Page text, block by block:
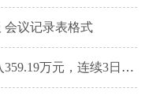
会议记录表格式
累计净买入477.16万元-今日热门